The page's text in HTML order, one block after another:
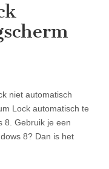
niet automatisch
Lock automatisch te
8. Gebruik je een
8? Dan is het